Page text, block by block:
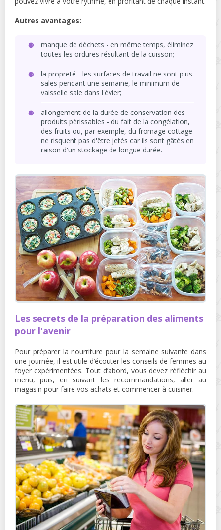
Autres avantages:
manque de déchets - en même temps, éliminez
toutes les ordures résultant de la cuisson;
la propreté - les surfaces de travail ne sont plus
sales pendant une semaine, le minimum de
vaisselle sale dans l'évier;
allongement de la durée de conservation des
produits périssables - du fait de la congélation,
des fruits ou, par exemple, du fromage cottage
ne risquent pas d'être jetés car ils sont gâtés en
raison d'un stockage de longue durée.
Les secrets de la préparation des aliments
pour l'avenir
Pour préparer la nourriture pour la semaine suivante dans
une journée, il est utile d’écouter les conseils de femmes au
foyer expérimentées. Tout d’abord, vous devez réfléchir au
menu, puis, en suivant les recommandations, aller au
magasin pour faire vos achats et commencer à cuisiner.